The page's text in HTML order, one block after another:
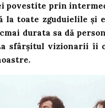
povestite prin
toate zguduielile și
durata sa dă
sfârșitul vizionarii îi